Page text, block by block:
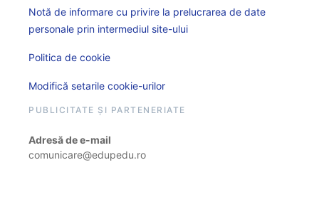
Notă de informare cu privire la prelucrarea de date
personale prin intermediul site-ului
Politica de cookie
Modifică setarile cookie-urilor
PUBLICITATE ȘI PARTENERIATE
Adresă de e-mail
comunicare@edupedu.ro